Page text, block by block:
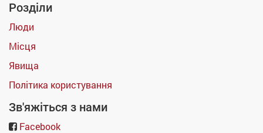
Розділи
Люди
Місця
Явища
Політика користування
Зв'яжіться з нами
Facebook